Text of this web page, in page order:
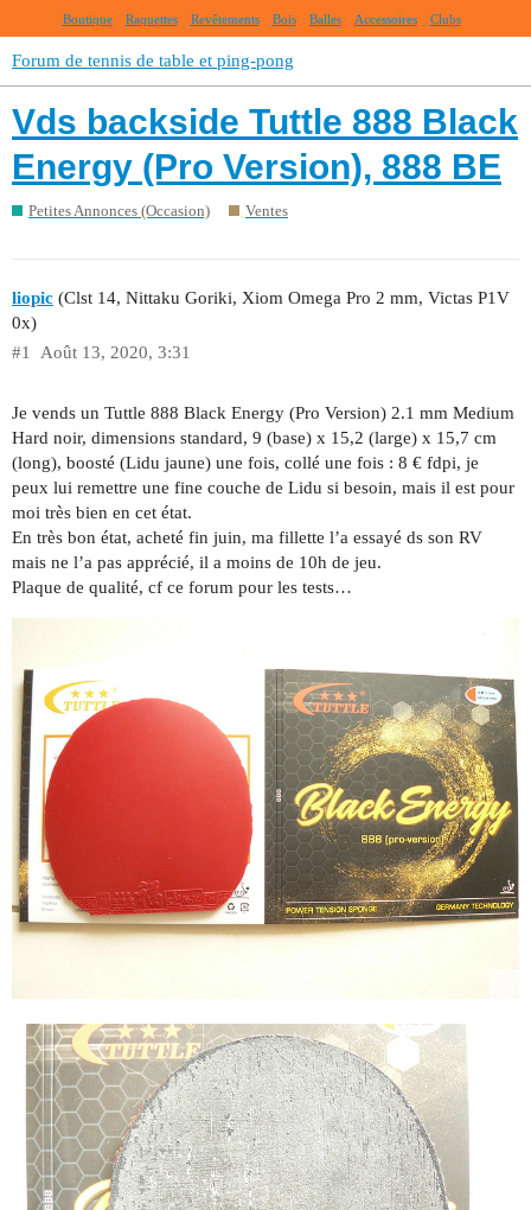
Boutique Raquettes Revêtements Bois Balles Accessoires Clubs
Forum de tennis de table et ping-pong
Vds backside Tuttle 888 Black
Energy (Pro Version), 888 BE
Petites Annonces (Occasion) Ventes
liopic (Clst 14, Nittaku Goriki, Xiom Omega Pro 2 mm, Victas P1V
0x)
Août 13, 2020, 3:31
#1
Je vends un Tuttle 888 Black Energy (Pro Version) 2.1 mm Medium
Hard noir, dimensions standard, 9 (base) x 15,2 (large) x 15,7 cm
(long), boosté (Lidu jaune) une fois, collé une fois : 8 € fdpi, je
peux lui remettre une fine couche de Lidu si besoin, mais il est pour
moi très bien en cet état.
En très bon état, acheté fin juin, ma fillette l’a essayé ds son RV
mais ne l’a pas apprécié, il a moins de 10h de jeu.
Plaque de qualité, cf ce forum pour les tests…